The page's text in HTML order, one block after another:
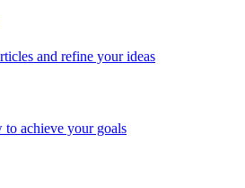
and refine your ideas
achieve your goals